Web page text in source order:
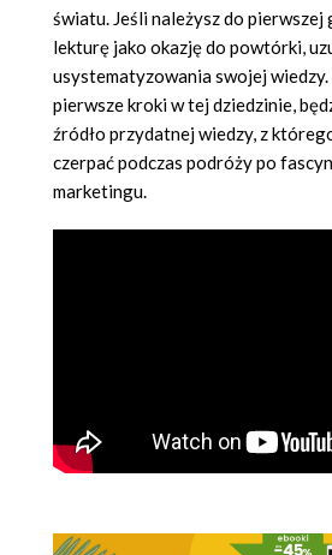
światu. Jeśli należysz do
lekturę jako okazję do powtórki,
usystematyzowania swojej
pierwsze kroki w tej dziedzinie,
źródło przydatnej wiedzy, z
czerpać podczas podróży po
marketingu.